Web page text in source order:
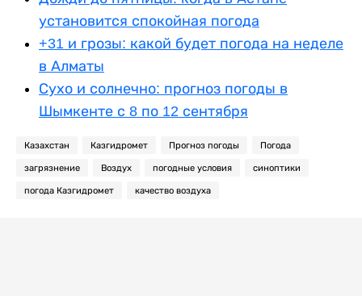
установится спокойная погода
+31 и грозы: какой будет погода на неделе
в Алматы
Сухо и солнечно: прогноз погоды в
Шымкенте с 8 по 12 сентября
Казахстан Казгидромет Прогноз погоды Погода
загрязнение Воздух погодные условия синоптики
погода Казгидромет качество воздуха